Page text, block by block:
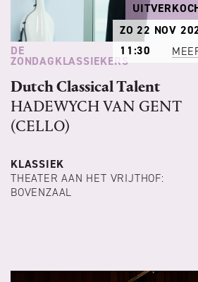
DE
ZONDAGKLASSIEKERS
ZO 22 NOV
11:30
Dutch Classical Talent
HADEWYCH VAN GENT
(CELLO)
KLASSIEK
THEATER AAN HET VRIJTHOF:
BOVENZAAL